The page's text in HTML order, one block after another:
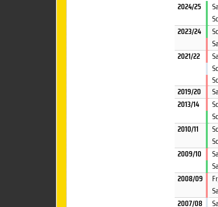
2024/25
2023/24
2021/22
2019/20
2013/14
2010/11
2009/10
2008/09
2007/08